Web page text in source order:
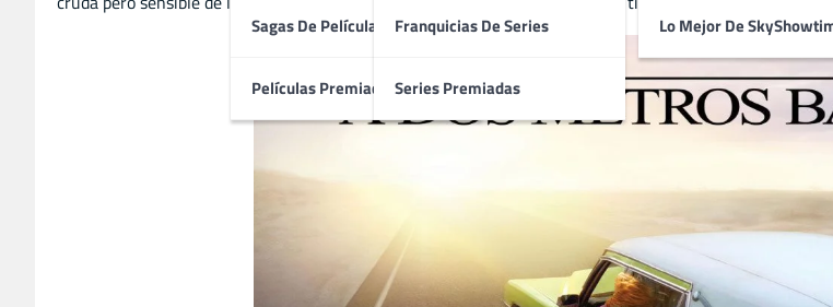
Sagas De Películas
Películas Premiadas
Franquicias De Series
Series Premiadas
Lo Mejor De